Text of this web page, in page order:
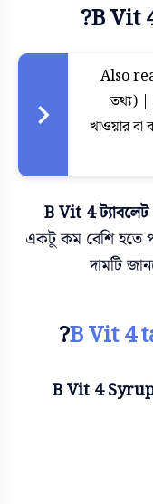
B Vit
Also
তথ্য) |
খাওয়ার বা
B Vit 4 ট্যাবলেট
একটু কম বেশি হতে
দামটি
B Vit 4
B Vit 4 Syrup